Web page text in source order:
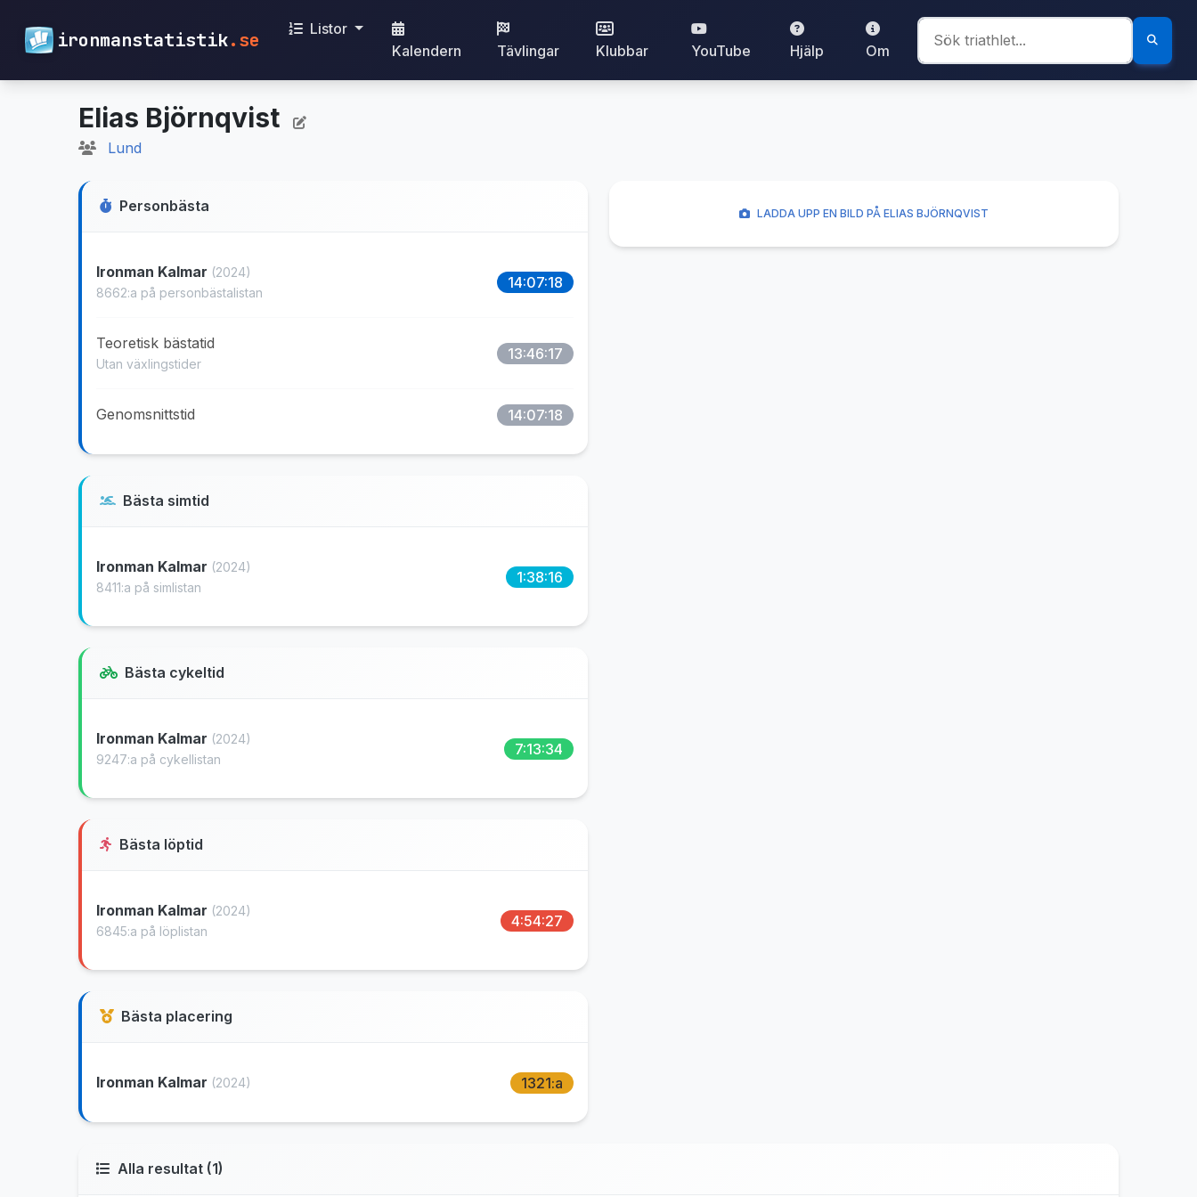
ironmanstatistik.se
Listor
Kalendern
Tävlingar Klubbar YouTube Hjälp Om
Elias Björnqvist
Lund
Personbästa
Ironman Kalmar (2024)
8662:a på personbästalistan
14:07:18
Teoretisk bästatid
Utan växlingstider
13:46:17
Genomsnittstid 14:07:18
Bästa simtid
Ironman Kalmar (2024)
8411:a på simlistan
1:38:16
Bästa cykeltid
Ironman Kalmar (2024)
9247:a på cykellistan
7:13:34
Bästa löptid
Ironman Kalmar (2024)
6845:a på löplistan
4:54:27
Bästa placering
Ironman Kalmar (2024) 1321:a
LADDA UPP EN BILD PÅ ELIAS BJÖRNQVIST
Alla resultat (1)